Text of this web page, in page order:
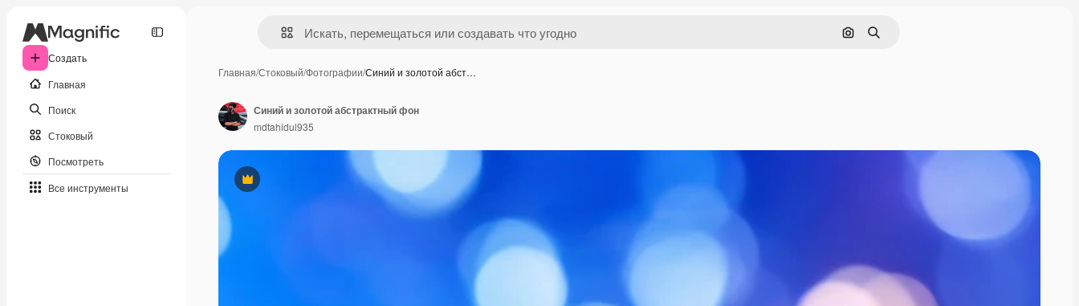
Создать
Главная
Поиск
Стоковый
Посмотреть
Все инструменты
Поиск по изображению
Поиск
Главная/Стоковый/Фотографии/Синий и золотой абст…
Премиум
Синий и золотой абстрактный фон
mdtahidul935